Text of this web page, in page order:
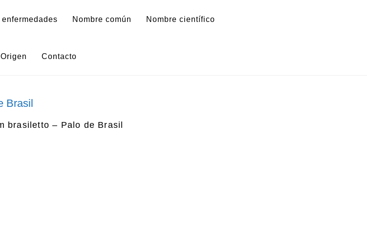
Nombre común Nombre científico
Origen Contacto– Palo de Brasil
brasiletto – Palo de Brasil